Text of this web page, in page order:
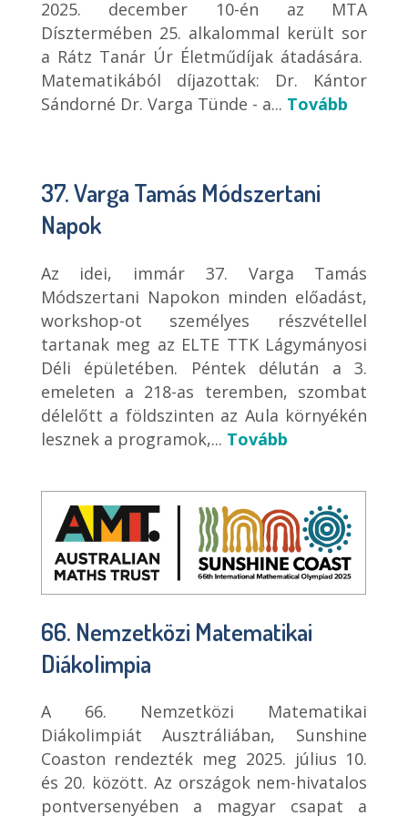
2025. december 10-én az MTA
Dísztermében 25. alkalommal került sor
a Rátz Tanár Úr Életműdíjak átadására.
Matematikából díjazottak: Dr. Kántor
Sándorné Dr. Varga Tünde - a... Tovább
37. Varga Tamás Módszertani
Napok
Az idei, immár 37. Varga Tamás
Módszertani Napokon minden előadást,
workshop-ot személyes részvétellel
tartanak meg az ELTE TTK Lágymányosi
Déli épületében. Péntek délután a 3.
emeleten a 218-as teremben, szombat
délelőtt a földszinten az Aula környékén
lesznek a programok,... Tovább
66. Nemzetközi Matematikai
Diákolimpia
A 66. Nemzetközi Matematikai
Diákolimpiát Ausztráliában, Sunshine
Coaston rendezték meg 2025. július 10.
és 20. között. Az országok nem-hivatalos
pontversenyében a magyar csapat a